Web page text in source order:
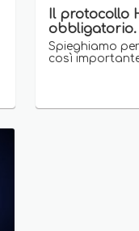
Il protocollo
obbligatorio.
Spieghiamo
così